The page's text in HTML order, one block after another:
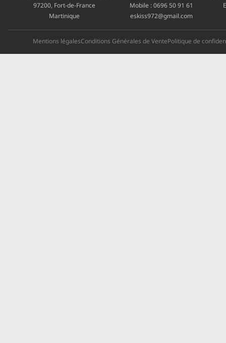
97200, Fort-de-France
Martinique
Mobile :0696 50 91 61
eskiss972@gmail.com
Mentions légalesConditions Générales de VentePolitique de